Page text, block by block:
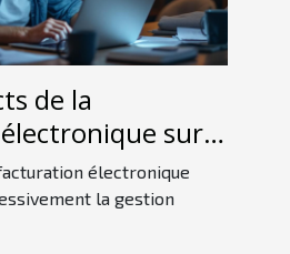
de la
sur
?
électronique
la gestion